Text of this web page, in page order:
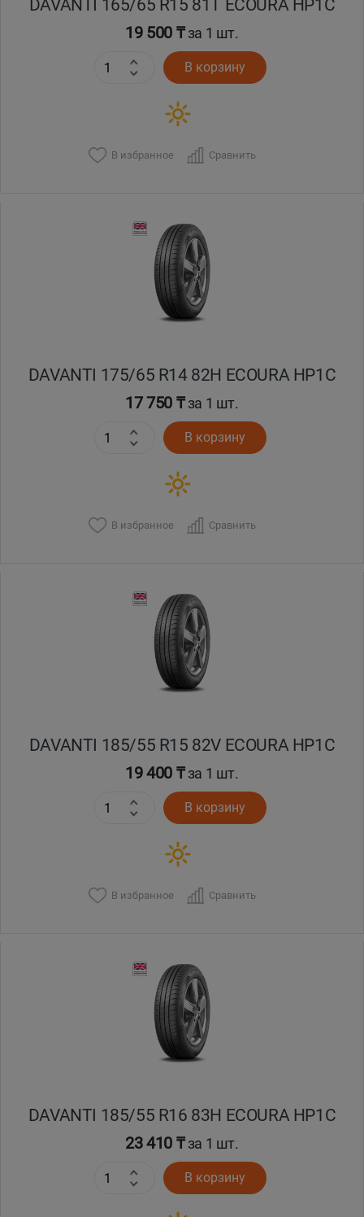
DAVANTI 165/65 R15 81T ECOURA HP1C
19 500 ₸за 1 шт.
В корзину
В избранное Сравнить
DAVANTI 175/65 R14 82H ECOURA HP1C
17 750 ₸за 1 шт.
В корзину
В избранное Сравнить
DAVANTI 185/55 R15 82V ECOURA HP1C
19 400 ₸за 1 шт.
В корзину
В избранное Сравнить
DAVANTI 185/55 R16 83H ECOURA HP1C
23 410 ₸за 1 шт.
В корзину